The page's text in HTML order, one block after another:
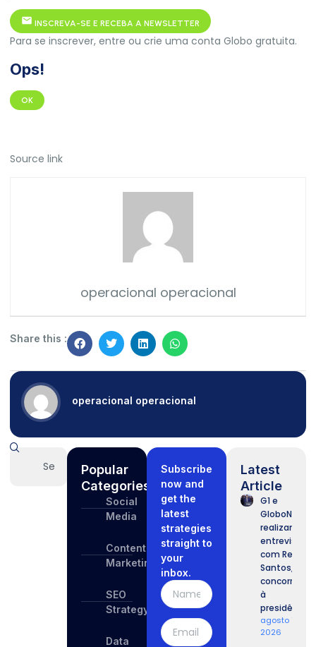
INSCREVA-SE E RECEBA A NEWSLETTER
Para se inscrever, entre ou crie uma conta Globo gratuita.
Ops!
OK
Source link
operacional operacional
Share this :
operacional operacional
Popular
Categories
Social
Media
Content
Marketing
SEO
Strategy
Data
Subscribe
now and
get the
latest
strategies
straight to
your
inbox.
Latest
Article
G1 e
GloboNews
realizam
entrevista
com Renan
Santos,
concorrente
à
presidência.
agosto 7,
2026